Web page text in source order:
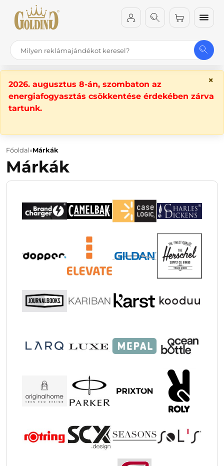
×
2026. augusztus 8-án, szombaton az
energiafogyasztás csökkentése érdekében zárva
tartunk.
Főoldal Márkák
Márkák